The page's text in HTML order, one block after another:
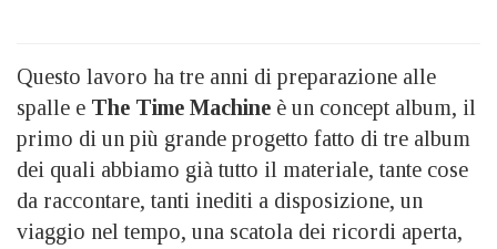
Questo lavoro ha tre anni di preparazione alle
spalle e The Time Machine è un concept album, il
primo di un più grande progetto fatto di tre album
dei quali abbiamo già tutto il materiale, tante cose
da raccontare, tanti inediti a disposizione, un
viaggio nel tempo, una scatola dei ricordi aperta,